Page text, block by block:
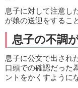
息子に対して注意し
が娘の送迎をするこ
息子の不調
息子に公文で出され
口頭での確認だった
ントをかくすように